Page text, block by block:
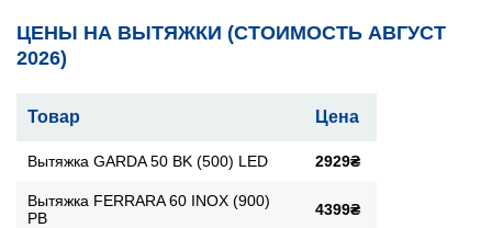
ЦЕНЫ НА ВЫТЯЖКИ (СТОИМОСТЬ АВГУСТ
2026)
Товар Цена
Вытяжка GARDA 50 BK (500) LED 2929₴
Вытяжка FERRARA 60 INOX (900)
PB
4399₴